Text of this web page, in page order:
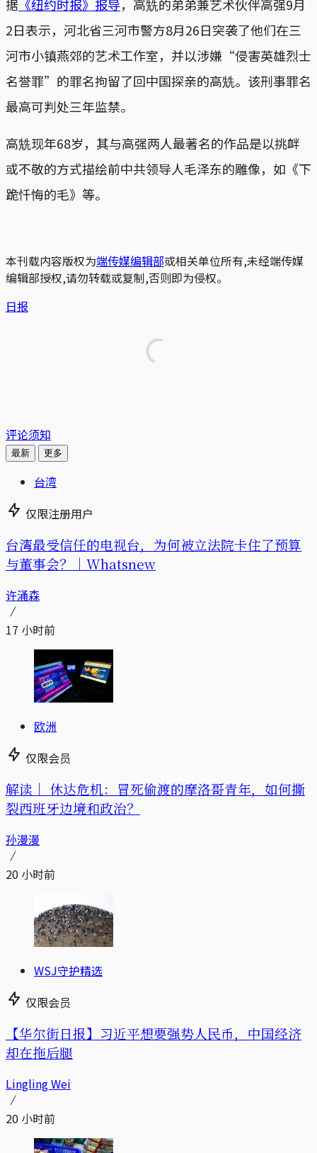
据 《纽约时报》报导，高兟的弟弟兼艺术伙伴高强9月
2日表示，河北省三河市警方8月26日突袭了他们在三
河市小镇燕郊的艺术工作室，并以涉嫌“侵害英雄烈士
名誉罪”的罪名拘留了回中国探亲的高兟。该刑事罪名
最高可判处三年监禁。
高兟现年68岁，其与高强两人最著名的作品是以挑衅
或不敬的方式描绘前中共领导人毛泽东的雕像，如《下
跪忏悔的毛》等。
本刊载内容版权为端传媒编辑部或相关单位所有,未经端传媒
编辑部授权,请勿转载或复制,否则即为侵权。
日报
评论须知
最新 更多
台湾
仅限注册用户
台湾最受信任的电视台，为何被立法院卡住了预算
与董事会？｜Whatsnew
许涌森
17 小时前
欧洲
仅限会员
解读｜ 休达危机：冒死偷渡的摩洛哥青年，如何撕
裂西班牙边境和政治？
孙漫漫
20 小时前
WSJ守护精选
仅限会员
【华尔街日报】习近平想要强势人民币，中国经济
却在拖后腿
Lingling Wei
20 小时前